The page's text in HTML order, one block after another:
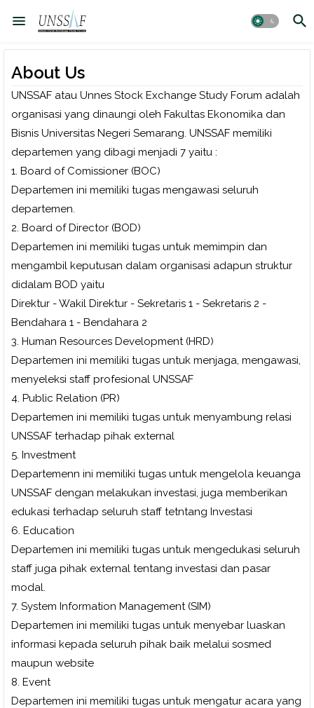
About Us
UNSSAF atau Unnes Stock Exchange Study Forum adalah
organisasi yang dinaungi oleh Fakultas Ekonomika dan
Bisnis Universitas Negeri Semarang. UNSSAF memiliki
departemen yang dibagi menjadi 7 yaitu :
1. Board of Comissioner (BOC)
Departemen ini memiliki tugas mengawasi seluruh
departemen.
2. Board of Director (BOD)
Departemen ini memiliki tugas untuk memimpin dan
mengambil keputusan dalam organisasi adapun struktur
didalam BOD yaitu
Direktur - Wakil Direktur - Sekretaris 1 - Sekretaris 2 -
Bendahara 1 - Bendahara 2
3. Human Resources Development (HRD)
Departemen ini memiliki tugas untuk menjaga, mengawasi,
menyeleksi staff profesional UNSSAF
4. Public Relation (PR)
Departemen ini memiliki tugas untuk menyambung relasi
UNSSAF terhadap pihak external
5. Investment
Departemenn ini memiliki tugas untuk mengelola keuanga
UNSSAF dengan melakukan investasi, juga memberikan
edukasi terhadap seluruh staff tetntang Investasi
6. Education
Departemen ini memiliki tugas untuk mengedukasi seluruh
staff juga pihak external tentang investasi dan pasar
modal.
7. System Information Management (SIM)
Departemen ini memiliki tugas untuk menyebar luaskan
informasi kepada seluruh pihak baik melalui sosmed
maupun website
8. Event
Departemen ini memiliki tugas untuk mengatur acara yang